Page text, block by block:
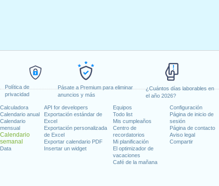
Política de
privacidad
Pásate a Premium para eliminar
anuncios y más
¿Cuántos días laborables en
el año 2026?
Calculadora
Calendario anual
Calendario
mensual
Calendario
semanal
Data
API for developers
Exportación estándar de
Excel
Exportación personalizada
de Excel
Exportar calendario PDF
Insertar un widget
Equipos
Todo list
Mis cumpleaños
Centro de
recordatorios
Mi planificación
El optimizador de
vacaciones
Café de la mañana
Configuración
Página de inicio de
sesión
Página de contacto
Aviso legal
Compartir